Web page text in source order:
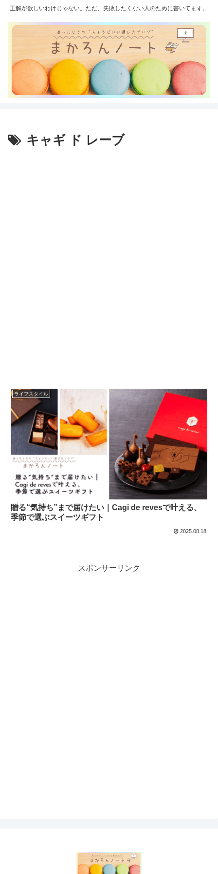
正解が欲しいわけじゃない。ただ、失敗したくない人のために書いてます。
キャギ ド レーブ
ライフスタイル
贈る“気持ち”まで届けたい｜Cagi de revesで叶える、
季節で選ぶスイーツギフト
2025.08.18
スポンサーリンク